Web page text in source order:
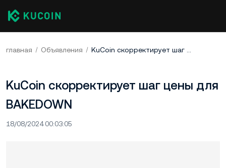
главная Объявления KuCoin скорректирует шаг цены для BAKEDOWN
KuCoin скорректирует шаг цены для
BAKEDOWN
18/08/2024 00:03:05